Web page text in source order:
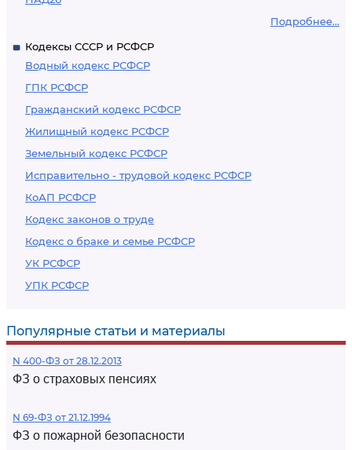
Подробнее...
Кодексы СССР и РСФСР
Водный кодекс РСФСР
ГПК РСФСР
Гражданский кодекс РСФСР
Жилищный кодекс РСФСР
Земельный кодекс РСФСР
Исправительно - трудовой кодекс РСФСР
КоАП РСФСР
Кодекс законов о труде
Кодекс о браке и семье РСФСР
УК РСФСР
УПК РСФСР
Популярные статьи и материалы
N 400-ФЗ от 28.12.2013
ФЗ о страховых пенсиях
N 69-ФЗ от 21.12.1994
ФЗ о пожарной безопасности